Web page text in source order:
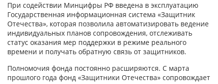
При содействии Минцифры РФ введена в эксплуатацию
Государственная информационная система «Защитник
Отечества», которая позволила автоматизировать ведение
индивидуальных планов сопровождения, отслеживать
статус оказания мер поддержки в режиме реального
времени и получать обратную связь от защитников.
Полномочия фонда постоянно расширяются. С марта
прошлого года фонд «Защитники Отечества» сопровождает